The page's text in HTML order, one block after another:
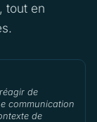
tout en
de
communication
de